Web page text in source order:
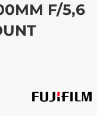
F/5,6